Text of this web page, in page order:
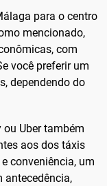
para o centro
mencionado,
com
você preferir um
dependendo do
Uber também
aos dos táxis
conveniência, um
antecedência,